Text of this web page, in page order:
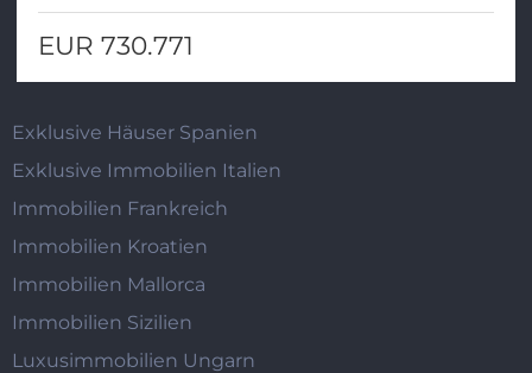
EUR 730.771
Exklusive Häuser Spanien
Exklusive Immobilien Italien
Immobilien Frankreich
Immobilien Kroatien
Immobilien Mallorca
Immobilien Sizilien
Luxusimmobilien Ungarn